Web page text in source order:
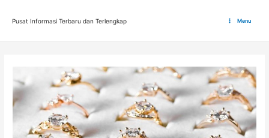
Pusat Informasi Terbaru dan Terlengkap Menu